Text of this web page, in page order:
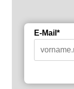
E-Mail*